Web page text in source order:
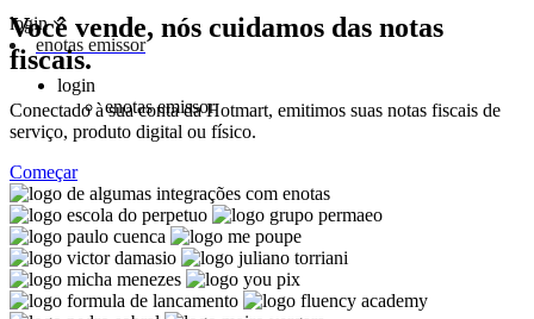
login
enotas emissor
login
enotas emissor
Você vende, nós cuidamos das notas
fiscais.
Conectado à sua conta da Hotmart, emitimos suas notas fiscais de
serviço, produto digital ou físico.
Começar